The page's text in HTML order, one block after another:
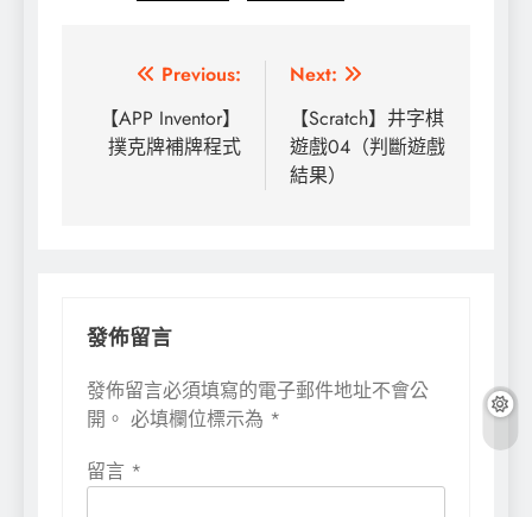
章
導
Previous:
【APP Inventor】
撲克牌補牌程式
Next:
【Scratch】井字棋
遊戲04（判斷遊戲
結果）
發佈留言
發佈留言必須填寫的電子郵件地址不會公
開。 必填欄位標示為 *
留言 *